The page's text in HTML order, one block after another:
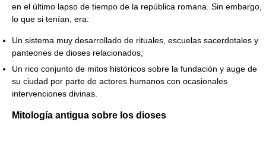
en el último lapso de tiempo de la república romana. Sin embargo,
lo que si tenían, era:
Un sistema muy desarrollado de rituales, escuelas sacerdotales y
panteones de dioses relacionados;
Un rico conjunto de mitos históricos sobre la fundación y auge de
su ciudad por parte de actores humanos con ocasionales
intervenciones divinas.
Mitología antigua sobre los dioses